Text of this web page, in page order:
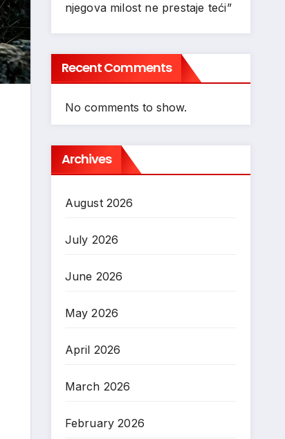
njegova milost ne prestaje teći”
Recent Comments
No comments to show.
Archives
August 2026
July 2026
June 2026
May 2026
April 2026
March 2026
February 2026